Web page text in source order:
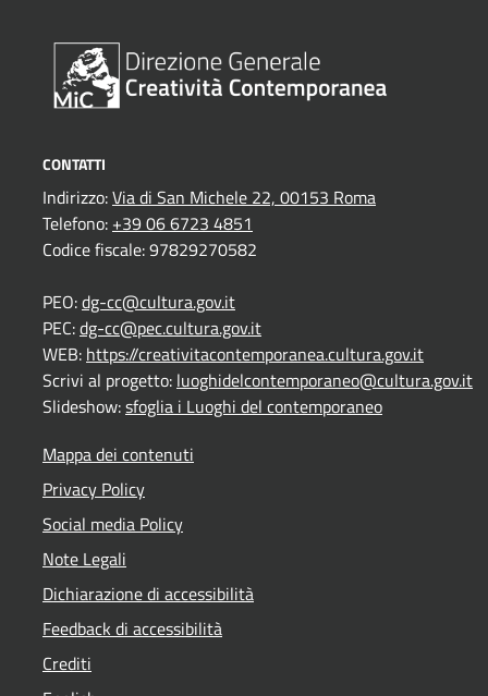
CONTATTI
Indirizzo:Via di San Michele 22, 00153 Roma
Telefono: +39 06 6723 4851
Codice fiscale: 97829270582
PEO:dg-cc@cultura.gov.it
PEC:dg-cc@pec.cultura.gov.it
WEB: https://creativitacontemporanea.cultura.gov.it
Scrivi al progetto: luoghidelcontemporaneo@cultura.gov.it
Slideshow:sfoglia i Luoghi del contemporaneo
Mappa dei contenuti
Privacy Policy
Social media Policy
Note Legali
Dichiarazione di accessibilità
Feedback di accessibilità
Crediti